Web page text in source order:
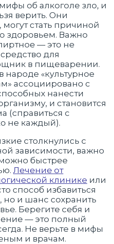
об алкоголе зло, и
верить. Они
стать причиной
здоровьем. Важно
— это не
для
в пищеварении.
«культурное
ассоциировано с
нанести
и становится
(справиться с
не каждый).
столкнулись с
зависимости, важно
быстрее
Лечение от
клинике или
способ избавиться
и шанс сохранить
Берегите себя и
— это полный
Не верьте в мифы
и врачам.